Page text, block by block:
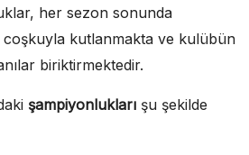
her sezon sonunda
kutlanmakta ve kulübün
biriktirmektedir.
şampiyonlukları şu şekilde